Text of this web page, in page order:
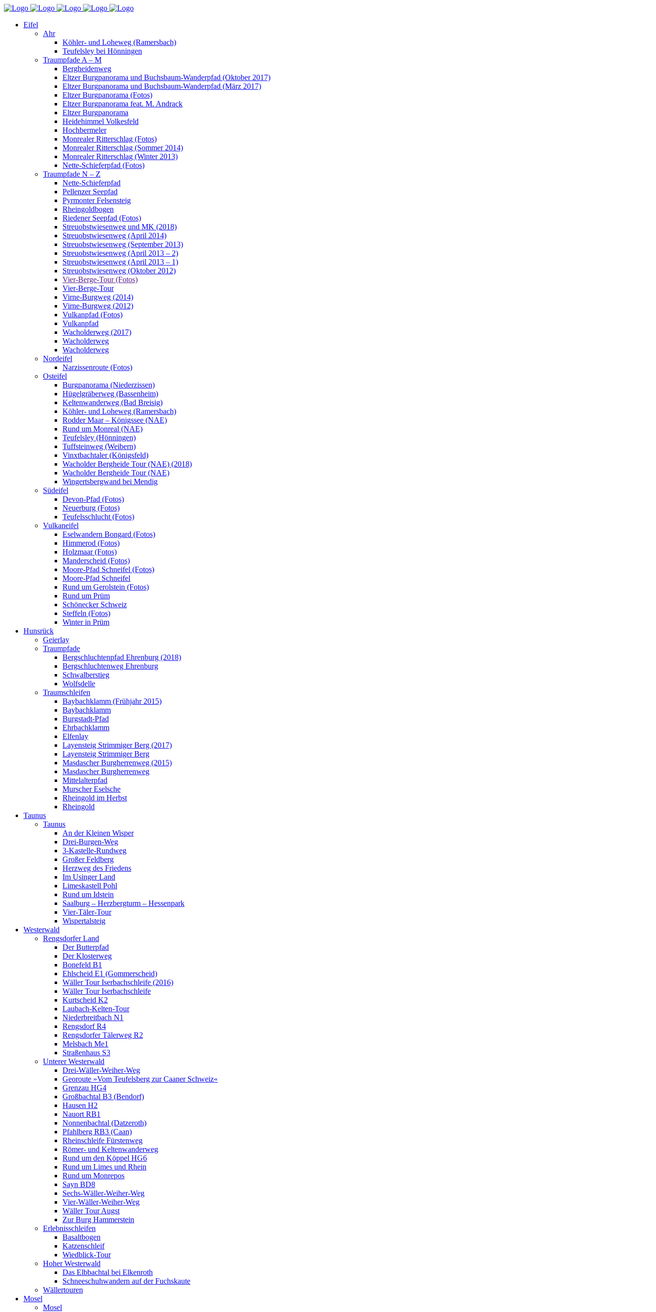
Eifel
Ahr
Köhler- und Loheweg (Ramersbach)
Teufelsley bei Hönningen
Traumpfade A – M
Bergheidenweg
Eltzer Burgpanorama und Buchsbaum-Wanderpfad (Oktober 2017)
Eltzer Burgpanorama und Buchsbaum-Wanderpfad (März 2017)
Eltzer Burgpanorama (Fotos)
Eltzer Burgpanorama feat. M. Andrack
Eltzer Burgpanorama
Heidehimmel Volkesfeld
Hochbermeler
Monrealer Ritterschlag (Fotos)
Monrealer Ritterschlag (Sommer 2014)
Monrealer Ritterschlag (Winter 2013)
Nette-Schieferpfad (Fotos)
Traumpfade N – Z
Nette-Schieferpfad
Pellenzer Seepfad
Pyrmonter Felsensteig
Rheingoldbogen
Riedener Seepfad (Fotos)
Streuobstwiesenweg und MK (2018)
Streuobstwiesenweg (April 2014)
Streuobstwiesenweg (September 2013)
Streuobstwiesenweg (April 2013 – 2)
Streuobstwiesenweg (April 2013 – 1)
Streuobstwiesenweg (Oktober 2012)
Vier-Berge-Tour (Fotos)
Vier-Berge-Tour
Virne-Burgweg (2014)
Virne-Burgweg (2012)
Vulkanpfad (Fotos)
Vulkanpfad
Wacholderweg (2017)
Wacholderweg
Wacholderweg
Nordeifel
Narzissenroute (Fotos)
Osteifel
Burgpanorama (Niederzissen)
Hügelgräberweg (Bassenheim)
Keltenwanderweg (Bad Breisig)
Köhler- und Loheweg (Ramersbach)
Rodder Maar – Königssee (NAE)
Rund um Monreal (NAE)
Teufelsley (Hönningen)
Tuffsteinweg (Weibern)
Vinxtbachtaler (Königsfeld)
Wacholder Bergheide Tour (NAE) (2018)
Wacholder Bergheide Tour (NAE)
Wingertsbergwand bei Mendig
Südeifel
Devon-Pfad (Fotos)
Neuerburg (Fotos)
Teufelsschlucht (Fotos)
Vulkaneifel
Eselwandern Bongard (Fotos)
Himmerod (Fotos)
Holzmaar (Fotos)
Manderscheid (Fotos)
Moore-Pfad Schneifel (Fotos)
Moore-Pfad Schneifel
Rund um Gerolstein (Fotos)
Rund um Prüm
Schönecker Schweiz
Steffeln (Fotos)
Winter in Prüm
Hunsrück
Geierlay
Traumpfade
Bergschluchtenpfad Ehrenburg (2018)
Bergschluchtenweg Ehrenburg
Schwalberstieg
Wolfsdelle
Traumschleifen
Baybachklamm (Frühjahr 2015)
Baybachklamm
Burgstadt-Pfad
Ehrbachklamm
Elfenlay
Layensteig Strimmiger Berg (2017)
Layensteig Strimmiger Berg
Masdascher Burgherrenweg (2015)
Masdascher Burgherrenweg
Mittelalterpfad
Murscher Eselsche
Rheingold im Herbst
Rheingold
Taunus
Taunus
An der Kleinen Wisper
Drei-Burgen-Weg
3-Kastelle-Rundweg
Großer Feldberg
Herzweg des Friedens
Im Usinger Land
Limeskastell Pohl
Rund um Idstein
Saalburg – Herzbergturm – Hessenpark
Vier-Täler-Tour
Wispertalsteig
Westerwald
Rengsdorfer Land
Der Butterpfad
Der Klosterweg
Bonefeld B1
Ehlscheid E1 (Gommerscheid)
Wäller Tour Iserbachschleife (2016)
Wäller Tour Iserbachschleife
Kurtscheid K2
Laubach-Kelten-Tour
Niederbreitbach N1
Rengsdorf R4
Rengsdorfer Tälerweg R2
Melsbach Me1
Straßenhaus S3
Unterer Westerwald
Drei-Wäller-Weiher-Weg
Georoute »Vom Teufelsberg zur Caaner Schweiz«
Grenzau HG4
Großbachtal B3 (Bendorf)
Hausen H2
Nauort RB1
Nonnenbachtal (Datzeroth)
Pfahlberg RB3 (Caan)
Rheinschleife Fürstenweg
Römer- und Keltenwanderweg
Rund um den Köppel HG6
Rund um Limes und Rhein
Rund um Monrepos
Sayn BD8
Sechs-Wäller-Weiher-Weg
Vier-Wäller-Weiher-Weg
Wäller Tour Augst
Zur Burg Hammerstein
Erlebnisschleifen
Basaltbogen
Katzenschleif
Wiedblick-Tour
Hoher Westerwald
Das Elbbachtal bei Elkenroth
Schneeschuhwandern auf der Fuchskaute
Wällertouren
Mosel
Mosel